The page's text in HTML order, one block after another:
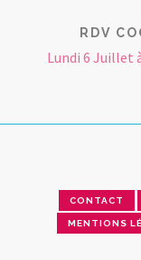
RDV
Lundi 6 Juillet
CONTACT
MENTIONS